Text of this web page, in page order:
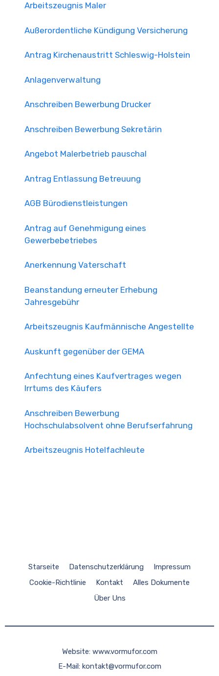
Arbeitszeugnis Maler
Außerordentliche Kündigung Versicherung
Antrag Kirchenaustritt Schleswig-Holstein
Anlagenverwaltung
Anschreiben Bewerbung Drucker
Anschreiben Bewerbung Sekretärin
Angebot Malerbetrieb pauschal
Antrag Entlassung Betreuung
AGB Bürodienstleistungen
Antrag auf Genehmigung eines
Gewerbebetriebes
Anerkennung Vaterschaft
Beanstandung erneuter Erhebung
Jahresgebühr
Arbeitszeugnis Kaufmännische Angestellte
Auskunft gegenüber der GEMA
Anfechtung eines Kaufvertrages wegen
Irrtums des Käufers
Anschreiben Bewerbung
Hochschulabsolvent ohne Berufserfahrung
Arbeitszeugnis Hotelfachleute
Starseite Datenschutzerklärung
Impressum
Cookie-Richtlinie
Kontakt
Alles Dokumente
Über Uns
Website: www.vormufor.com
E-Mail: kontakt@vormufor.com